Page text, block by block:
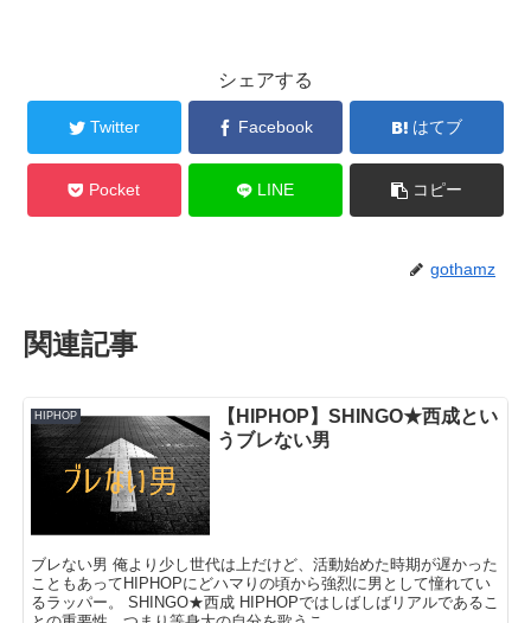
シェアする
Twitter Facebook はてブ
Pocket LINE コピー
gothamz
関連記事
HIPHOP
【HIPHOP】SHINGO★西成とい
うブレない男
ブレない男 俺より少し世代は上だけど、活動始めた時期が遅かった
こともあってHIPHOPにどハマりの頃から強烈に男として憧れてい
るラッパー。 SHINGO★西成 HIPHOPではしばしばリアルであるこ